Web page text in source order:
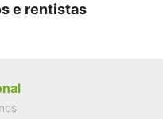
e rentistas